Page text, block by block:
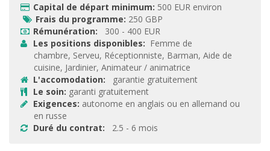
 Capital de départ minimum: 500 EUR environ
 Frais du programme: 250 GBP
 Rémunération: 300 - 400 EUR
 Les positions disponibles: Femme de
chambre, Serveu, Réceptionniste, Barman, Aide de
cuisine, Jardinier, Animateur / animatrice
 L'accomodation: garantie gratuitement
 Le soin: garanti gratuitement
 Exigences: autonome en anglais ou en allemand ou
en russe
 Duré du contrat: 2.5 - 6 mois